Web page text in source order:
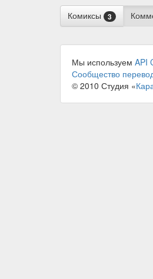
Комиксы 3
Мы используем API
Сообщество
© 2010 Студия «